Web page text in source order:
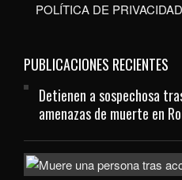
POLÍTICA DE PRIVACIDAD
PUBLICACIONES RECIENTES
Detienen a sospechosa
amenazas de muerte en